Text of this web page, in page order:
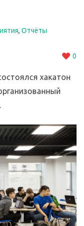
, Отчёты
0
хакатон